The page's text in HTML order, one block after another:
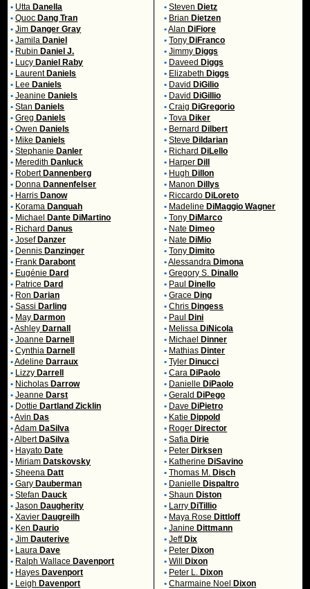
• Utta Danella
• Quoc Dang Tran
• Jim Danger Gray
• Jamila Daniel
• Rubin Daniel J.
• Lucy Daniel Raby
• Laurent Daniels
• Lee Daniels
• Jeanine Daniels
• Stan Daniels
• Greg Daniels
• Owen Daniels
• Mike Daniels
• Stephanie Danler
• Meredith Danluck
• Robert Dannenberg
• Donna Dannenfelser
• Harris Danow
• Korama Danquah
• Michael
Dante DiMartino
• Richard Danus
• Josef Danzer
• Dennis Danzinger
• Frank Darabont
• Eugénie Dard
• Patrice Dard
• Ron Darian
• Sassi Darling
• May Darmon
•Ashley Darnall
• Joanne Darnell
• Cynthia Darnell
•Adeline Darraux
• Lizzy Darrell
• Nicholas Darrow
• Jeanne Darst
• Dottie Dartland Zicklin
•Avin Das
•Adam DaSilva
•Albert DaSilva
• Hayato Date
• Miriam Datskovsky
• Sheena Datt
• Gary Dauberman
• Stefan Dauck
• Jason Daugherity
• Xavier Daugreilh
• Ken Daurio
• Jim Dauterive
• Laura Dave
• Ralph Wallace Davenport
• Hayes Davenport
• Leigh Davenport
• Steven Dietz
• Brian Dietzen
•Alan DiFiore
• Tony DiFranco
• Jimmy Diggs
• Daveed Diggs
• Elizabeth Diggs
• David DiGilio
• David DiGillio
• Craig DiGregorio
• Tova Diker
• Bernard Dilbert
• Steve Dildarian
• Richard DiLello
• Harper Dill
• Hugh Dillon
• Manon Dillys
• Riccardo DiLoreto
• Madeline DiMaggio Wagner
• Tony DiMarco
• Nate Dimeo
• Nate DiMio
• Tony Dimito
•Alessandra Dimona
• Gregory S. Dinallo
• Paul
Dinello
• Grace Ding
• Chris Dingess
• Paul
Dini
• Melissa DiNicola
• Michael
Dinner
• Mathias Dinter
• Tyler Dinucci
• Cara DiPaolo
• Danielle DiPaolo
• Gerald DiPego
• Dave DiPietro
• Katie Dippold
• Roger Director
• Safia Dirie
• Peter Dirksen
• Katherine DiSavino
• Thomas M. Disch
• Danielle Dispaltro
• Shaun Diston
• Larry DiTillio
• Maya Rose Dittloff
• Janine Dittmann
• Jeff Dix
• Peter Dixon
• Will
Dixon
• Peter L. Dixon
• Charmaine Noel
Dixon